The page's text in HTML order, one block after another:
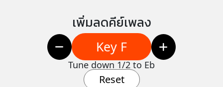
เพิ่มลดคีย์เพลง
Key F
Tune down 1/2 to Eb
Reset